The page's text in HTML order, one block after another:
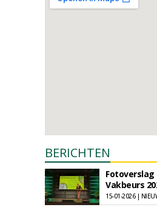
BERICHTEN
Fotoverslag
Vakbeurs
15-01-2026 |